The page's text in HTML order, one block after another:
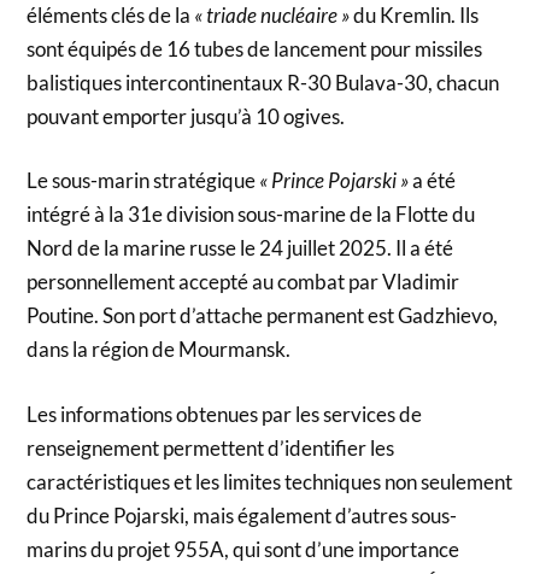
éléments clés de la « triade nucléaire »du Kremlin. Ils
sont équipés de 16 tubes de lancement pour missiles
balistiques intercontinentaux R-30 Bulava-30, chacun
pouvant emporter jusqu’à 10 ogives.
Le sous-marin stratégique« Prince Pojarski »a été
intégré à la 31e division sous-marine de la Flotte du
Nord de la marine russe le 24 juillet 2025. Il a été
personnellement accepté au combat par Vladimir
Poutine. Son port d’attache permanent est Gadzhievo,
dans la région de Mourmansk.
Les informations obtenues par les services de
renseignement permettent d’identifier les
caractéristiques et les limites techniques non seulement
du Prince Pojarski, mais également d’autres sous-
marins du projet 955A, qui sont d’une importance